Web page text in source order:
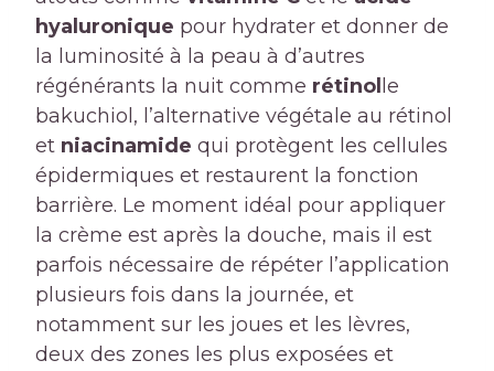
hyaluronique pour hydrater et donner de
la luminosité à la peau à d’autres
régénérants la nuit comme rétinol le
bakuchiol, l’alternative végétale au rétinol
et niacinamide qui protègent les cellules
épidermiques et restaurent la fonction
barrière. Le moment idéal pour appliquer
la crème est après la douche, mais il est
parfois nécessaire de répéter l’application
plusieurs fois dans la journée, et
notamment sur les joues et les lèvres,
deux des zones les plus exposées et